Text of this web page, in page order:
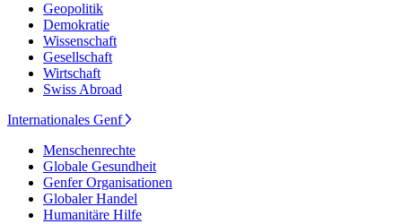
Geopolitik
Demokratie
Wissenschaft
Gesellschaft
Wirtschaft
Swiss Abroad
Internationales Genf
Menschenrechte
Globale Gesundheit
Genfer Organisationen
Globaler Handel
Humanitäre Hilfe